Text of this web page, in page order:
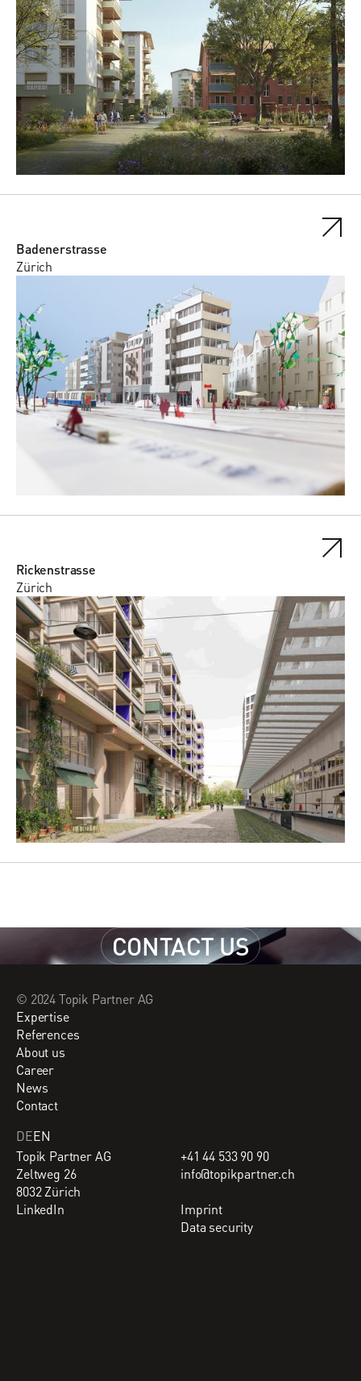
Badenerstrasse
Zürich
Rickenstrasse
Zürich
CONTACT US
© 2024 Topik Partner AG
Expertise
References
About us
Career
News
Contact
DEEN
Topik Partner AG
Zeltweg 26
8032 Zürich
+41 44 533 90 90
info@topikpartner.ch
LinkedIn
Imprint
Data security